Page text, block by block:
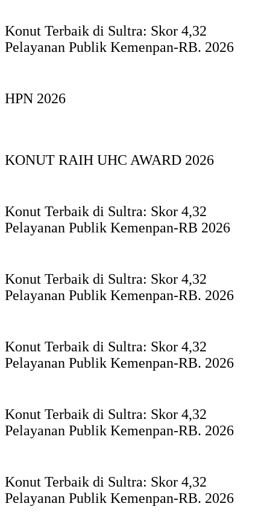
Konut Terbaik di Sultra: Skor 4,32
Pelayanan Publik Kemenpan-RB. 2026
HPN 2026
KONUT RAIH UHC AWARD 2026
Konut Terbaik di Sultra: Skor 4,32
Pelayanan Publik Kemenpan-RB 2026
Konut Terbaik di Sultra: Skor 4,32
Pelayanan Publik Kemenpan-RB. 2026
Konut Terbaik di Sultra: Skor 4,32
Pelayanan Publik Kemenpan-RB. 2026
Konut Terbaik di Sultra: Skor 4,32
Pelayanan Publik Kemenpan-RB. 2026
Konut Terbaik di Sultra: Skor 4,32
Pelayanan Publik Kemenpan-RB. 2026